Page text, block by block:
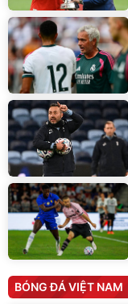
BÓNG ĐÁ VIỆT NAM